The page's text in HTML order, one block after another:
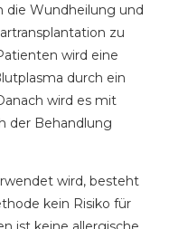
Wundheilung und
zu
wird eine
durch ein
wird es mit
der Behandlung
wird, besteht
kein Risiko für